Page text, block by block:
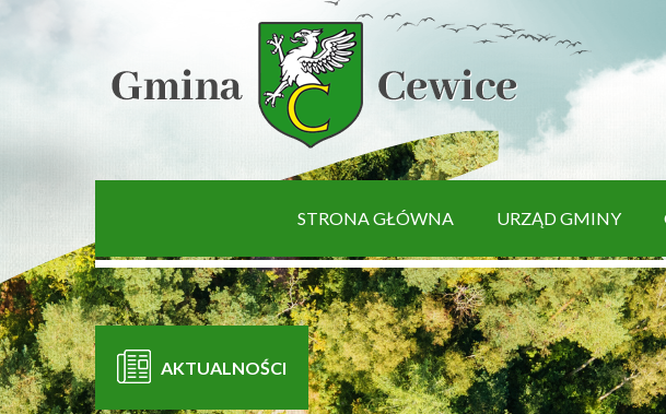
STRONA GŁÓWNA URZĄD GMINY
AKTUALNOŚCI
[interaktywna-mapa]